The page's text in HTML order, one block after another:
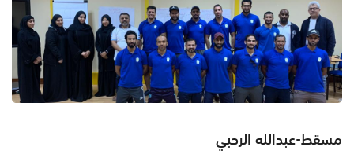
مسقط-عبدالله الرحبي